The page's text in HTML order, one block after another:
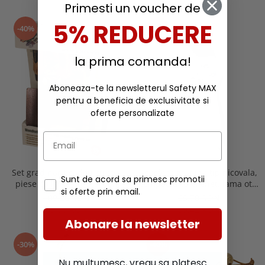
-40%
Set gradinarit cadou cu trei
piese cu lame otel carbon
vopsite, manere lemn, Spear
& Jackson Elements
109,26 RON
65,56 RON
-40%
Foarfeca gradina tip nicovala,
compacta cu clichet, lama otel
SK5 cu teflon, Spear & Jackson
Razorsharp Advance
39,42 RON
-30%
Primesti un voucher de
5% REDUCERE
la prima comanda!
Aboneaza-te la newsletterul Safety MAX
pentru a beneficia de exclusivitate si
oferte personalizate
Sunt de acord sa primesc promotii
si oferte prin email.
Abonare la newsletter